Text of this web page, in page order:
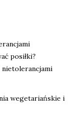
posiłki?
nietolerancjami
wegetariańskie i